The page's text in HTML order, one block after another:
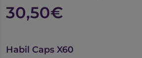
30,50€
Habil Caps X60